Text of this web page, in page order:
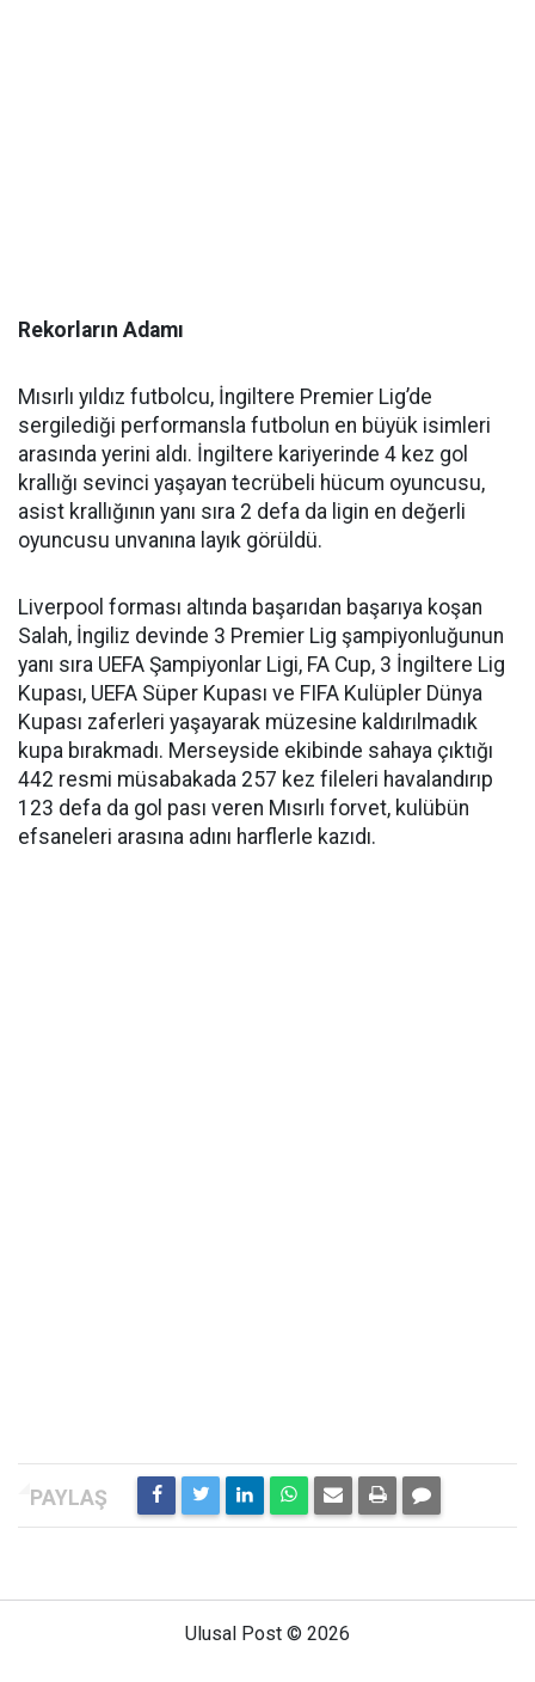
Rekorların Adamı
Mısırlı yıldız futbolcu, İngiltere Premier Lig’de
sergilediği performansla futbolun en büyük isimleri
arasında yerini aldı. İngiltere kariyerinde 4 kez gol
krallığı sevinci yaşayan tecrübeli hücum oyuncusu,
asist krallığının yanı sıra 2 defa da ligin en değerli
oyuncusu unvanına layık görüldü.
Liverpool forması altında başarıdan başarıya koşan
Salah, İngiliz devinde 3 Premier Lig şampiyonluğunun
yanı sıra UEFA Şampiyonlar Ligi, FA Cup, 3 İngiltere Lig
Kupası, UEFA Süper Kupası ve FIFA Kulüpler Dünya
Kupası zaferleri yaşayarak müzesine kaldırılmadık
kupa bırakmadı. Merseyside ekibinde sahaya çıktığı
442 resmi müsabakada 257 kez fileleri havalandırıp
123 defa da gol pası veren Mısırlı forvet, kulübün
efsaneleri arasına adını harflerle kazıdı.
Ulusal Post © 2026